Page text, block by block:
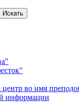
центр во имя
информации